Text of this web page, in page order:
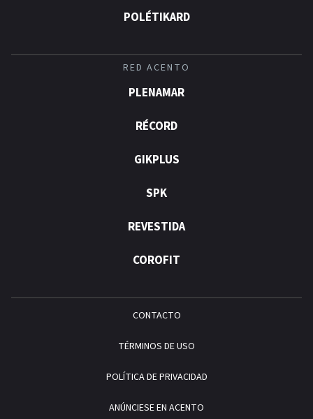
POLÉTIKARD
RED ACENTO
PLENAMAR
RÉCORD
GIKPLUS
SPK
REVESTIDA
COROFIT
CONTACTO
TÉRMINOS DE USO
POLÍTICA DE PRIVACIDAD
ANÚNCIESE EN ACENTO